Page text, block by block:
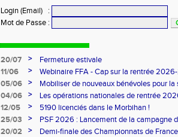
Login (Email)
:
Mot de Passe :
20/07 >
Fermeture estivale
11/06
>
Webinaire FFA - Cap sur la rentrée
05/06
>
Mobiliser de nouveaux bénévoles pour
04/06
>
Les opérations nationales de rentrée
12/05
>
5190 licenciés dans le Morbihan !
25/03
>
PSF 2026 : Lancement de la campagne
20/02
>
Demi-finale des Championnats de